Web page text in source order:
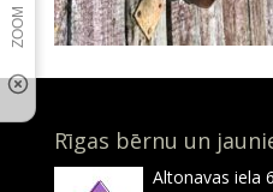
Rīgas bērnu un
Altonavas iela